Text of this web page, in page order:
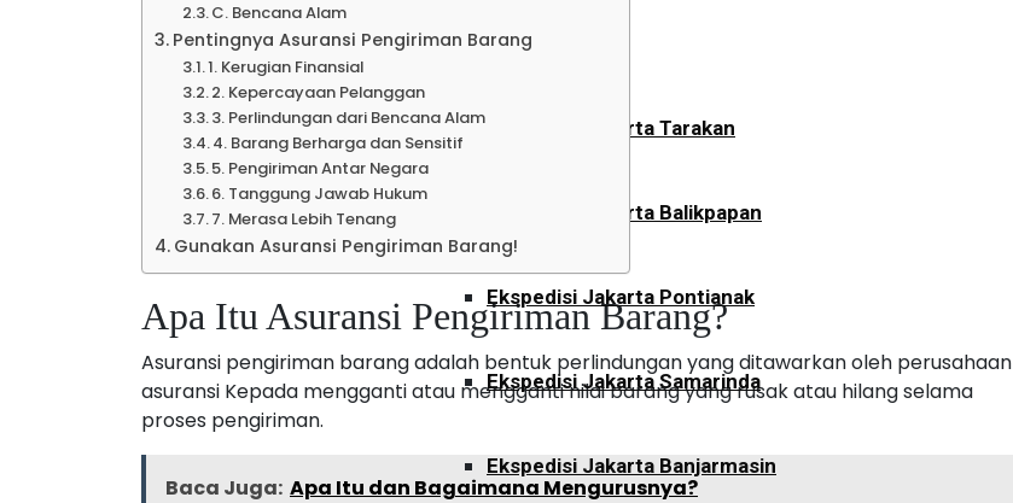
Kalimantan
Ekspedisi Jakarta Tarakan
Ekspedisi Jakarta Balikpapan
Ekspedisi Jakarta Pontianak
Ekspedisi Jakarta Samarinda
Ekspedisi Jakarta Banjarmasin
C. Bencana Alam
Pentingnya Asuransi Pengiriman Barang
1. Kerugian Finansial
2. Kepercayaan Pelanggan
3. Perlindungan dari Bencana Alam
4. Barang Berharga dan Sensitif
5. Pengiriman Antar Negara
6. Tanggung Jawab Hukum
7. Merasa Lebih Tenang
Gunakan Asuransi Pengiriman Barang!
Apa Itu Asuransi Pengiriman Barang?
Asuransi pengiriman barang adalah bentuk perlindungan yang ditawarkan oleh perusahaan
asuransi Kepada mengganti atau mengganti nilai barang yang rusak atau hilang selama
proses pengiriman.
Baca Juga: Apa Itu dan Bagaimana Mengurusnya?